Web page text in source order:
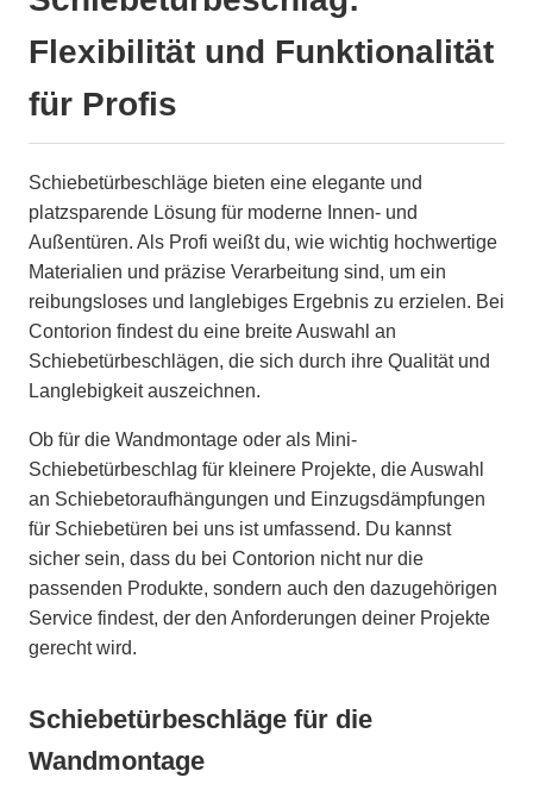
Flexibilität und Funktionalität
für Profis
Schiebetürbeschläge bieten eine elegante und
platzsparende Lösung für moderne Innen- und
Außentüren. Als Profi weißt du, wie wichtig hochwertige
Materialien und präzise Verarbeitung sind, um ein
reibungsloses und langlebiges Ergebnis zu erzielen. Bei
Contorion findest du eine breite Auswahl an
Schiebetürbeschlägen, die sich durch ihre Qualität und
Langlebigkeit auszeichnen.
Ob für die Wandmontage oder als Mini-
Schiebetürbeschlag für kleinere Projekte, die Auswahl
an Schiebetoraufhängungen und Einzugsdämpfungen
für Schiebetüren bei uns ist umfassend. Du kannst
sicher sein, dass du bei Contorion nicht nur die
passenden Produkte, sondern auch den dazugehörigen
Service findest, der den Anforderungen deiner Projekte
gerecht wird.
Schiebetürbeschläge für die
Wandmontage